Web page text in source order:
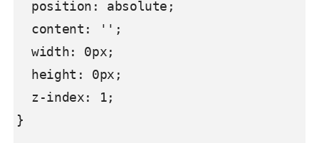
  width: 0px;
}